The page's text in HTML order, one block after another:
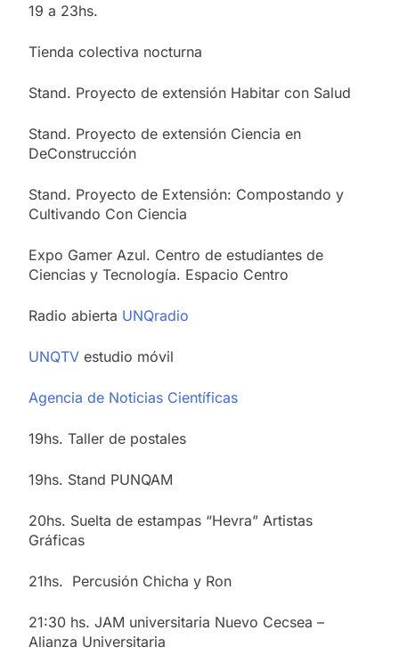
19 a 23hs.
Tienda colectiva nocturna
Stand. Proyecto de extensión Habitar con Salud
Stand. Proyecto de extensión Ciencia en
DeConstrucción
Stand. Proyecto de Extensión: Compostando y
Cultivando Con Ciencia
Expo Gamer Azul. Centro de estudiantes de
Ciencias y Tecnología. Espacio Centro
Radio abierta UNQradio
UNQTV estudio móvil
Agencia de Noticias Científicas
19hs. Taller de postales
19hs. Stand PUNQAM
20hs. Suelta de estampas “Hevra” Artistas
Gráficas
21hs. Percusión Chicha y Ron
21:30 hs. JAM universitaria Nuevo Cecsea –
Alianza Universitaria